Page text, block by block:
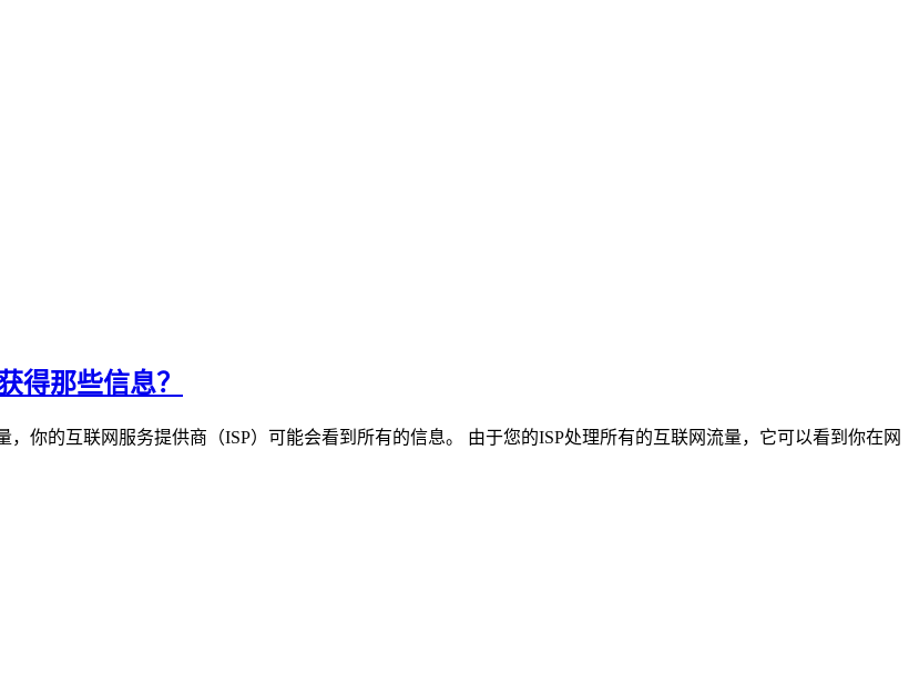
得那些信息？
你的互联网服务提供商（ISP）可能会看到所有的信息。 由于您的ISP处理所有的互联网流量，它可以看到你在网